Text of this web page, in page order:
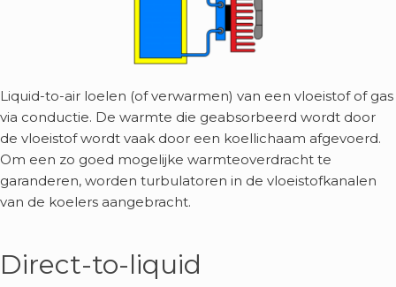
Liquid-to-air loelen (of verwarmen) van een vloeistof of gas
via conductie. De warmte die geabsorbeerd wordt door
de vloeistof wordt vaak door een koellichaam afgevoerd.
Om een zo goed mogelijke warmteoverdracht te
garanderen, worden turbulatoren in de vloeistofkanalen
van de koelers aangebracht.
Direct-to-liquid